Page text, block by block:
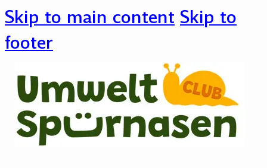
Skip to main content Skip to
footer